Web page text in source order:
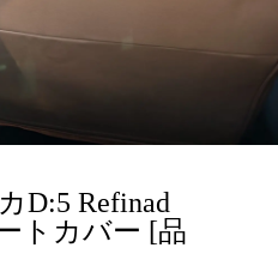
D:5 Refinad
トカバー [品